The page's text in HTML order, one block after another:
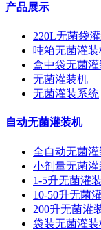
产品展示
220L无菌袋
吨箱无菌灌装
盒中袋无菌
无菌灌装机
无菌灌装系统
自动无菌灌装机
全自动无菌
小剂量无菌
1-5升无菌灌
10-50升无菌
200升无菌灌
袋装无菌灌装